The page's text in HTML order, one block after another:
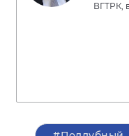
ВГТРК,